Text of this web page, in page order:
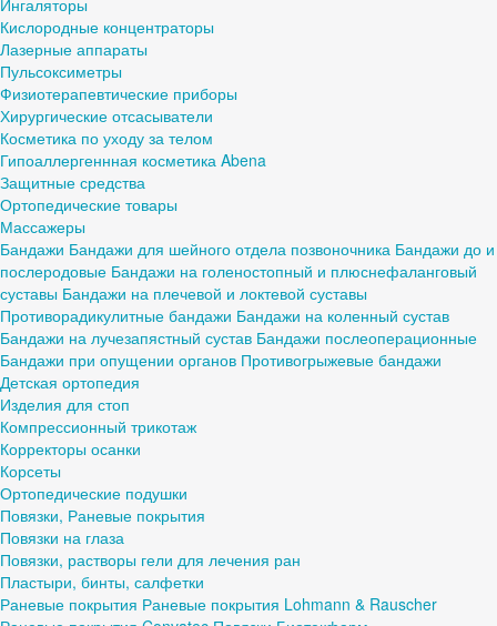
Ингаляторы
Кислородные концентраторы
Лазерные аппараты
Пульсоксиметры
Физиотерапевтические приборы
Хирургические отсасыватели
Косметика по уходу за телом
Гипоаллергеннная косметика Abena
Защитные средства
Ортопедические товары
Массажеры
Бандажи Бандажи для шейного отдела позвоночника Бандажи до и
послеродовые Бандажи на голеностопный и плюснефаланговый
суставы Бандажи на плечевой и локтевой суставы
Противорадикулитные бандажи Бандажи на коленный сустав
Бандажи на лучезапястный сустав Бандажи послеоперационные
Бандажи при опущении органов Противогрыжевые бандажи
Детская ортопедия
Изделия для стоп
Компрессионный трикотаж
Корректоры осанки
Корсеты
Ортопедические подушки
Повязки, Раневые покрытия
Повязки на глаза
Повязки, растворы гели для лечения ран
Пластыри, бинты, салфетки
Раневые покрытия Раневые покрытия Lohmann & Rauscher